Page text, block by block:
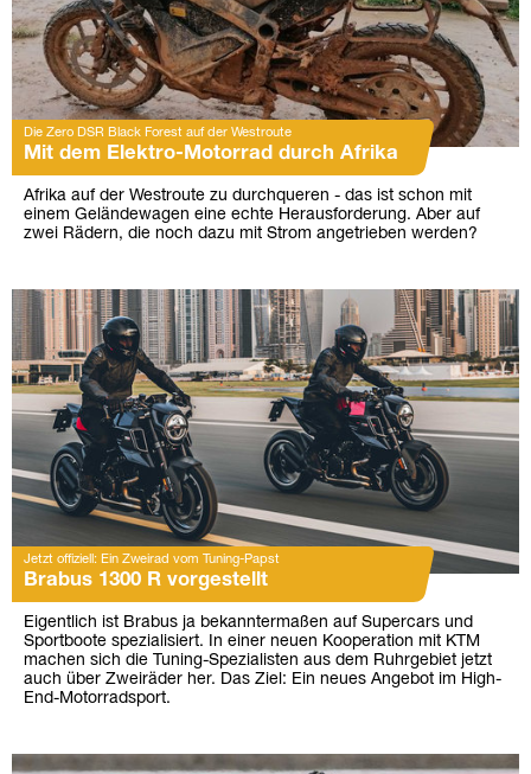
Die Zero DSR Black Forest auf der Westroute
Mit dem Elektro-Motorrad durch Afrika
Afrika auf der Westroute zu durchqueren - das ist schon mit
einem Geländewagen eine echte Herausforderung. Aber auf
zwei Rädern, die noch dazu mit Strom angetrieben werden?
Jetzt offiziell: Ein Zweirad vom Tuning-Papst
Brabus 1300 R vorgestellt
Eigentlich ist Brabus ja bekanntermaßen auf Supercars und
Sportboote spezialisiert. In einer neuen Kooperation mit KTM
machen sich die Tuning-Spezialisten aus dem Ruhrgebiet jetzt
auch über Zweiräder her. Das Ziel: Ein neues Angebot im High-
End-Motorradsport.